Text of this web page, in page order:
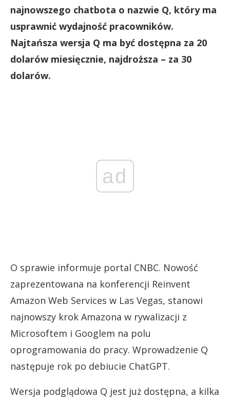
najnowszego chatbota o nazwie Q, który ma
usprawnić wydajność pracowników.
Najtańsza wersja Q ma być dostępna za 20
dolarów miesięcznie, najdroższa – za 30
dolarów.
ad
O sprawie informuje portal CNBC. Nowość
zaprezentowana na konferencji Reinvent
Amazon Web Services w Las Vegas, stanowi
najnowszy krok Amazona w rywalizacji z
Microsoftem i Googlem na polu
oprogramowania do pracy. Wprowadzenie Q
następuje rok po debiucie ChatGPT.
Wersja podglądowa Q jest już dostępna, a kilka